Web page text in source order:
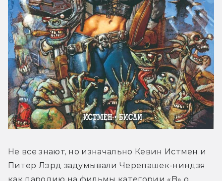
Не все знают, но изначально Кевин Истмен и
Питер Лэрд задумывали Черепашек-ниндзя